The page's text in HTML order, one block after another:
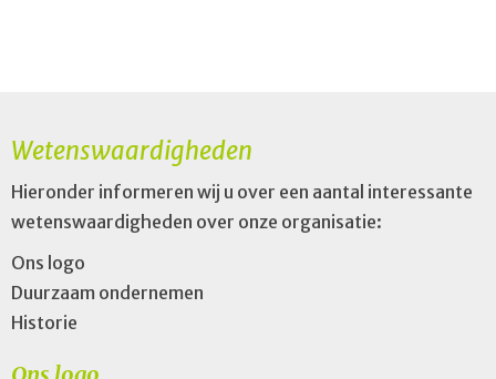
Wetenswaardigheden
Hieronder informeren wij u over een aantal interessante
wetenswaardigheden over onze organisatie:
Ons logo
Duurzaam ondernemen
Historie